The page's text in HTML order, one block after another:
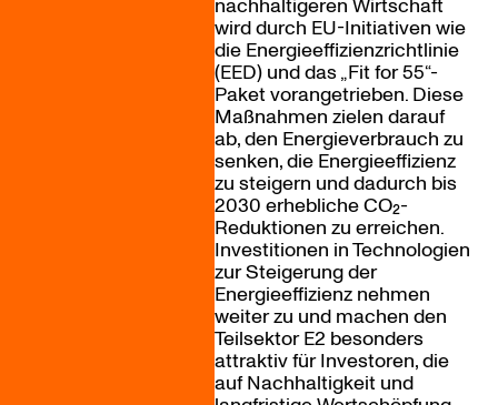
nachhaltigeren Wirtschaft
wird durch EU-Initiativen wie
die Energieeffizienzrichtlinie
(EED) und das „Fit for 55“-
Paket vorangetrieben. Diese
Maßnahmen zielen darauf
ab, den Energieverbrauch zu
senken, die Energieeffizienz
zu steigern und dadurch bis
2030 erhebliche CO₂-
Reduktionen zu erreichen.
Investitionen in Technologien
zur Steigerung der
Energieeffizienz nehmen
weiter zu und machen den
Teilsektor E2 besonders
attraktiv für Investoren, die
auf Nachhaltigkeit und